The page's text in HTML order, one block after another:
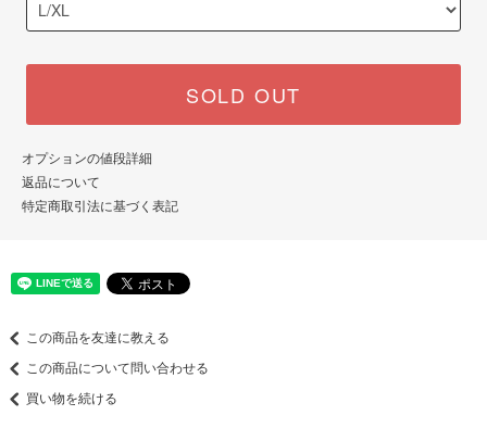
SOLD OUT
オプションの値段詳細
返品について
特定商取引法に基づく表記
この商品を友達に教える
この商品について問い合わせる
買い物を続ける